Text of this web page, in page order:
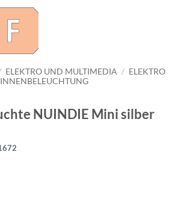
ELEKTRO UND MULTIMEDIA / ELEKTRO
INNENBELEUCHTUNG
NUINDIE Mini silber